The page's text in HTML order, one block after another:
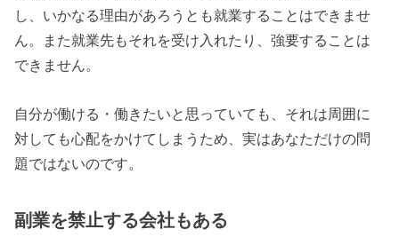
し、いかなる理由があろうとも就業することはできませ
ん。また就業先もそれを受け入れたり、強要することは
できません。
自分が働ける・働きたいと思っていても、それは周囲に
対しても心配をかけてしまうため、実はあなただけの問
題ではないのです。
副業を禁止する会社もある